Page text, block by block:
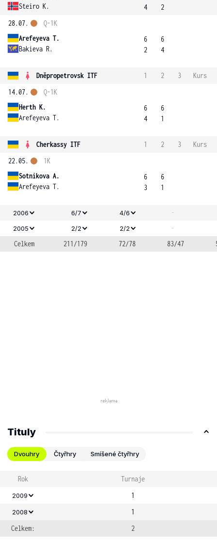
Steiro K.
4
2
28.07.
Arefeyeva T.
Bakieva R.
Q-1K
6
2
6
4
Dněpropetrovsk ITF 1 2 3
Kurs
14.07.
Herth K.
Arefeyeva T.
Q-1K
6
4
6
1
Cherkassy ITF 1 2 3
Kurs
22.05.
Sotnikova A.
Arefeyeva T.
1K
6
3
6
1
2006 6/7 4/6 -
2005 2/2 2/2
-
Celkem
211/179 72/78 83/47
Tituly
Dvouhry Čtyřhry Smíšené čtyřhry
Rok Turnaje
2009 1
2008
1
Celkem:
2